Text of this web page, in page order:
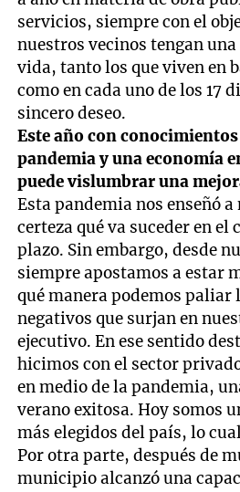
servicios, siempre con el
nuestros vecinos tengan
vida, tanto los que viven en
como en cada uno de los 17
sincero deseo.
Este año con
pandemia y una economía
puede vislumbrar una
Esta pandemia nos enseñó a
certeza qué va suceder en el
plazo. Sin embargo, desde
siempre apostamos a estar
qué manera podemos paliar
negativos que surjan en
ejecutivo. En ese sentido
hicimos con el sector
en medio de la pandemia,
verano exitosa. Hoy somos
más elegidos del país, lo
Por otra parte, después de
municipio alcanzó una